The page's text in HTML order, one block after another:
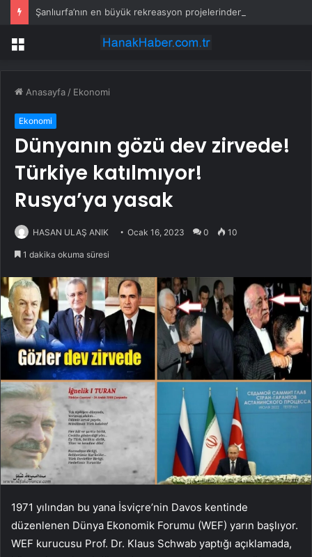
Menü
Anasayfa / Ekonomi
Ekonomi
Dünyanın gözü dev zirvede!
Türkiye katılmıyor!
Rusya’ya yasak
HASAN ULAŞ ANIK Ocak 16, 2023 0 10
1 dakika okuma süresi
1971 yılından bu yana İsviçre’nin Davos kentinde
düzenlenen Dünya Ekonomik Forumu (WEF) yarın başlıyor.
WEF kurucusu Prof. Dr. Klaus Schwab yaptığı açıklamada,